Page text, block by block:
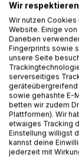
bisherigen
bietet einen
dem wir in
uns
bewahren, um
bewusst zu
Mit Ihrer alles
gezeichneten
schafft es
verständlichste
wieder zu
Der gesamte
Wir
Wir nutzen
Website. Einige
Daneben
Fingerprints sowie
unsere Seite
serverseitiges
geräteübergreifend
sowie gehashte E-
betten wir zudem
Plattformen). Wir
etwaiges Tracking
Einstellung willigst
kannst deine
jederzeit mit